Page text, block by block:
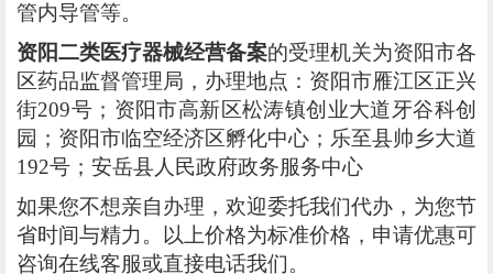
管内导管等。
资阳二类医疗器械经营备案的受理机关为资阳市各
区药品监督管理局，办理地点：资阳市雁江区正兴
街209号；资阳市高新区松涛镇创业大道牙谷科创
园；资阳市临空经济区孵化中心；乐至县帅乡大道
192号；安岳县人民政府政务服务中心
如果您不想亲自办理，欢迎委托我们代办，为您节
省时间与精力。以上价格为标准价格，申请优惠可
咨询在线客服或直接电话我们。